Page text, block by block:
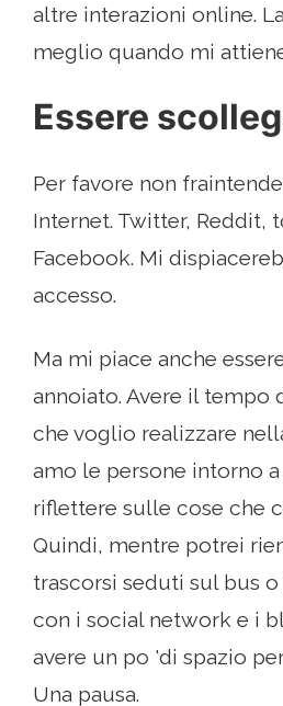
altre interazioni online.
meglio quando mi
Essere
Per favore non
Internet. Twitter, Reddit,
Facebook. Mi
accesso.
Ma mi piace anche
annoiato. Avere il tempo
che voglio realizzare
amo le persone intorno
riflettere sulle cose che
Quindi, mentre potrei
trascorsi seduti sul bus
con i social network e i
avere un po 'di spazio
Una pausa.